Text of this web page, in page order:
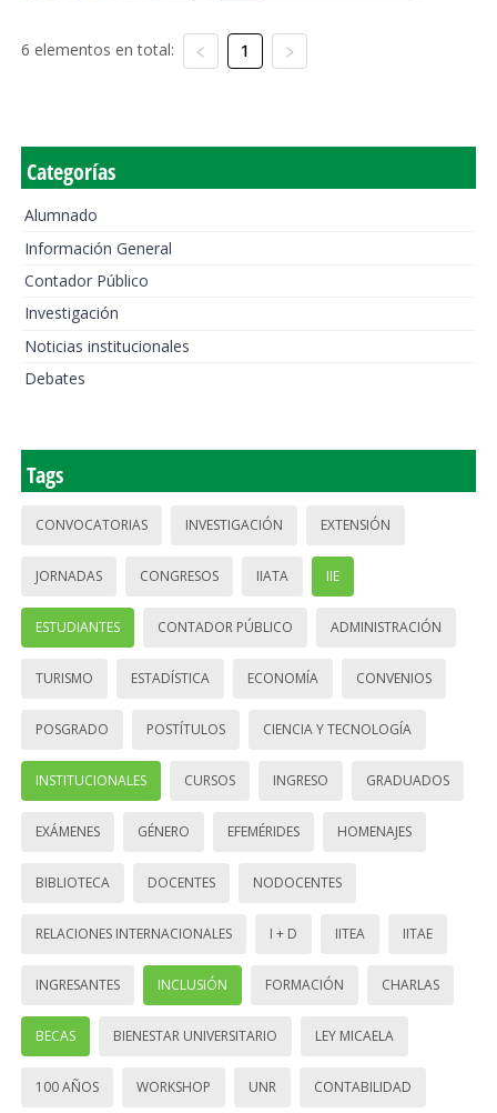
6 elementos en total: 1
Categorías
Alumnado
Información General
Contador Público
Investigación
Noticias institucionales
Debates
Tags
CONVOCATORIAS INVESTIGACIÓN EXTENSIÓN
JORNADAS CONGRESOS IIATA IIE
ESTUDIANTES CONTADOR PÚBLICO ADMINISTRACIÓN
TURISMO ESTADÍSTICA ECONOMÍA CONVENIOS
POSGRADO POSTÍTULOS CIENCIA Y TECNOLOGÍA
INSTITUCIONALES CURSOS INGRESO GRADUADOS
EXÁMENES GÉNERO EFEMÉRIDES HOMENAJES
BIBLIOTECA DOCENTES NODOCENTES
RELACIONES INTERNACIONALES I + D IITEA IITAE
INGRESANTES INCLUSIÓN FORMACIÓN CHARLAS
BECAS BIENESTAR UNIVERSITARIO LEY MICAELA
100 AÑOS WORKSHOP UNR CONTABILIDAD